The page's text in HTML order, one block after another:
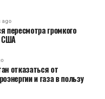
ago
пересмотра громкого
США
отказаться от
и газа в пользу